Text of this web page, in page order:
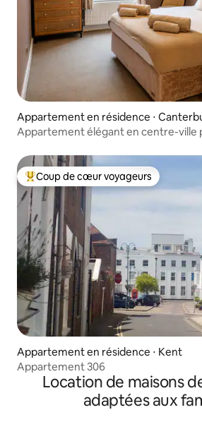
Appartement en résidence ⋅
Appartement élégant en centre-ville
Coups de cœur voyageurs les plus
Coup de cœur voyageurs
Appartement en résidence ⋅ Kent
Appartement 306
Location de maisons
adaptées aux